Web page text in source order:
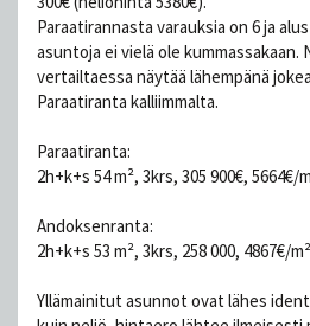
Paraatirannasta varauksia on 6 ja
asuntoja ei vielä ole
vertailtaessa näytää lähempänä
Paraatiranta kalliimmalta.
Paraatiranta:
2h+k+s 54 m², 3krs, 305 900€, 5664€/
Andoksenranta:
2h+k+s 53 m², 3krs, 258 000, 4867€/m²
Yllämainitut asunnot ovat lähes